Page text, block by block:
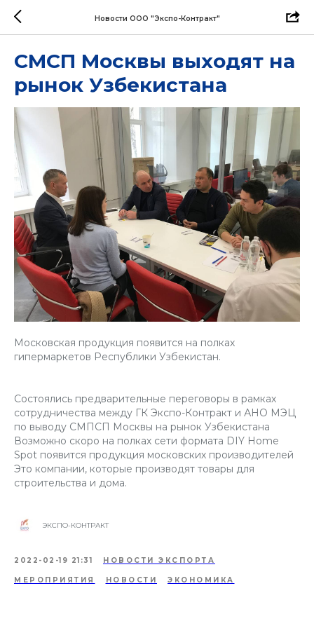
Новости ООО "Экспо-Контракт"
СМСП Москвы выходят на
рынок Узбекистана
Московская продукция появится на полках
гипермаркетов Республики Узбекистан.
Состоялись предварительные переговоры в рамках
сотрудничества между ГК Экспо-Контракт и АНО МЭЦ
по выводу СМПСП Москвы на рынок Узбекистана
Возможно скоро на полках сети формата DIY Home
Spot появится продукция московских производителей
Это компании, которые производят товары для
строительства и дома.
ЭКСПО-КОНТРАКТ
2022-02-19 21:31 НОВОСТИ ЭКСПОРТА
МЕРОПРИЯТИЯ НОВОСТИ ЭКОНОМИКА